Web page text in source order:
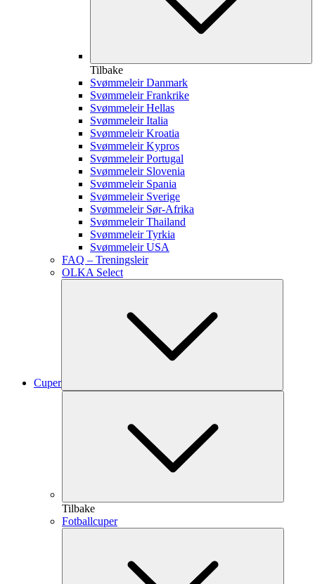
Tilbake
Svømmeleir Danmark
Svømmeleir Frankrike
Svømmeleir Hellas
Svømmeleir Italia
Svømmeleir Kroatia
Svømmeleir Kypros
Svømmeleir Portugal
Svømmeleir Slovenia
Svømmeleir Spania
Svømmeleir Sverige
Svømmeleir Sør-Afrika
Svømmeleir Thailand
Svømmeleir Tyrkia
Svømmeleir USA
FAQ – Treningsleir
OLKA Select
Cuper
Tilbake
Fotballcuper